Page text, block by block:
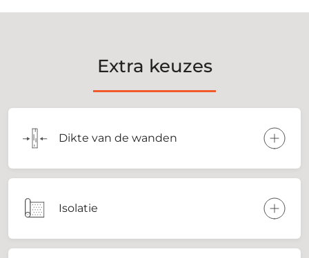
Extra keuzes
Dikte van de wanden
Isolatie